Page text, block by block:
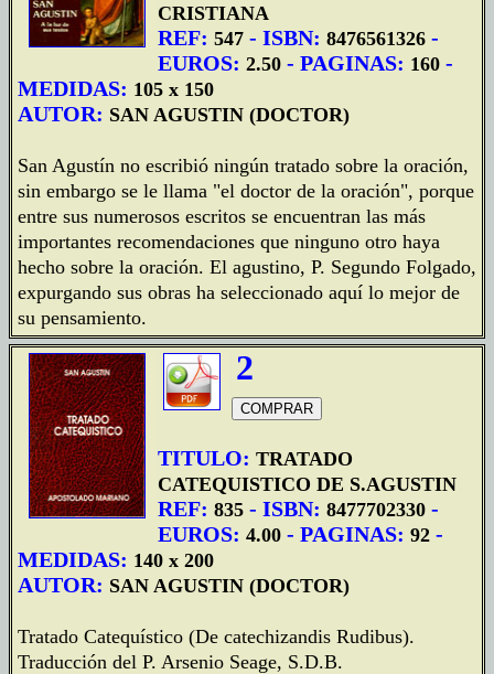
CRISTIANA
REF: 547 - ISBN: 8476561326 -
EUROS: 2.50 - PAGINAS: 160 -
MEDIDAS: 105 x 150
AUTOR: SAN AGUSTIN (DOCTOR)
San Agustín no escribió ningún tratado sobre la oración,
sin embargo se le llama "el doctor de la oración", porque
entre sus numerosos escritos se encuentran las más
importantes recomendaciones que ninguno otro haya
hecho sobre la oración. El agustino, P. Segundo Folgado,
expurgando sus obras ha seleccionado aquí lo mejor de
su pensamiento.
2
TITULO: TRATADO
CATEQUISTICO DE S.AGUSTIN
REF: 835 - ISBN: 8477702330 -
EUROS: 4.00 - PAGINAS: 92 -
MEDIDAS: 140 x 200
AUTOR: SAN AGUSTIN (DOCTOR)
Tratado Catequístico (De catechizandis Rudibus).
Traducción del P. Arsenio Seage, S.D.B.